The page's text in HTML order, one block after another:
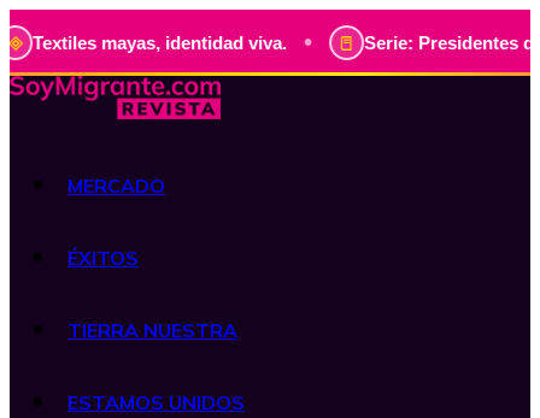
identidad viva. • Serie: Presidentes de
MERCADO
ÉXITOS
TIERRA NUESTRA
ESTAMOS UNIDOS